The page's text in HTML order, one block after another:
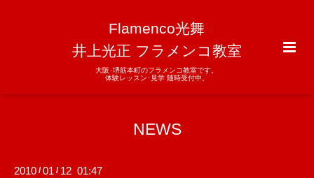
Flamenco光舞
井上光正 フラメンコ教室
大阪･堺筋本町のフラメンコ教室です。
体験レッスン･見学 随時受付中。
NEWS
2010 /01 / 12 01:47